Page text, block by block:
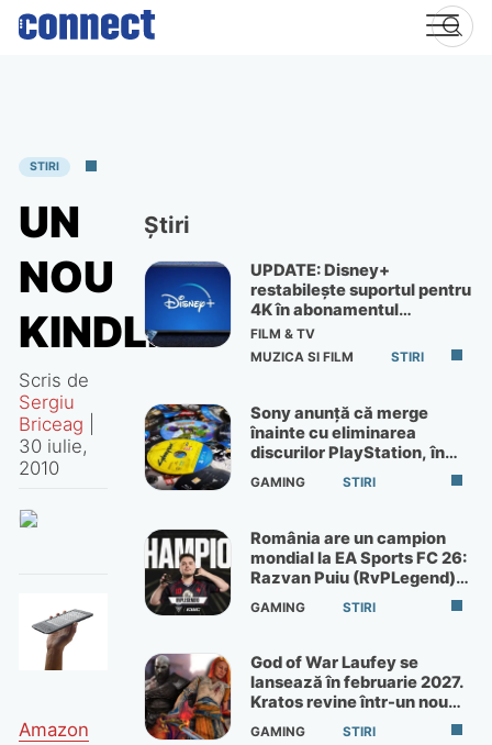
Skip
STIRI
UN
NOU
KINDLE
Scris de
Sergiu
Briceag
30 iulie,
2010
Amazon
Știri
UPDATE: Disney+
restabilește suportul pentru
4K în abonamentul
Premium
FILM & TV
MUZICA SI FILM
STIRI
Sony anunță că merge
înainte cu eliminarea
discurilor PlayStation, în
ciuda protestelor
GAMING STIRI
România are un campion
mondial la EA Sports FC 26:
Razvan Puiu (RvPLegend)
câștigă turneul de la Paris
GAMING STIRI
God of War Laufey se
lansează în februarie 2027.
Kratos revine într-un nou
God of War
GAMING STIRI